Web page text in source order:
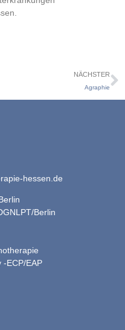
NÄCHSTER
Agraphie
hessen.de
Berlin
-ECP/EAP